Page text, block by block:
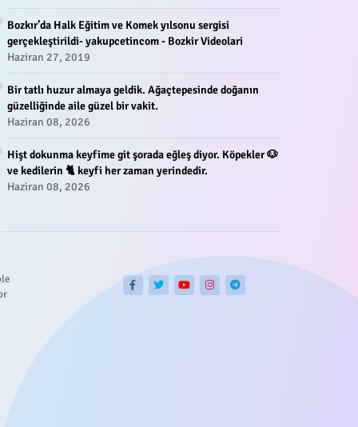
Bozkır’da Halk Eğitim ve Komek yılsonu sergisi
gerçekleştirildi- yakupcetincom - Bozkir Videolari
Haziran 27, 2019
Bir tatlı huzur almaya geldik. Ağaçtepesinde doğanın
güzelliğinde aile güzel bir vakit.
Haziran 08, 2026
Hişt dokunma keyfime git şorada eğleş diyor. Köpekler 🐶
ve kedilerin 🐈 keyfi her zaman yerindedir.
Haziran 08, 2026